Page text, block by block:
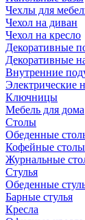
Чехлы для
Чехол на диван
Чехол на кресло
Декоративные
Декоративные
Внутренние
Электрические
Ключницы
Мебель для дома
Столы
Обеденные
Кофейные столы
Журнальные
Стулья
Обеденные
Барные стулья
Кресла